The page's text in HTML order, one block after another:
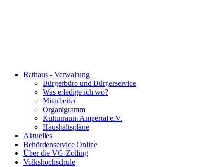
Rathaus - Verwaltung
Bürgerbüro und Bürgerservice
Was erledige ich wo?
Mitarbeiter
Organigramm
Kulturraum Ampertal e.V.
Haushaltspläne
Aktuelles
Behördenservice Online
Über die VG-Zolling
Volkshochschule